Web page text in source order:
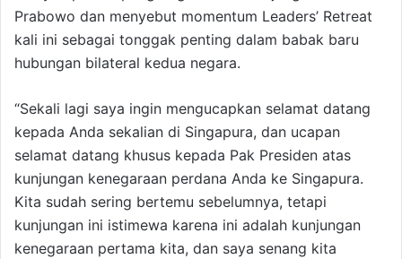
Prabowo dan menyebut momentum Leaders’ Retreat
kali ini sebagai tonggak penting dalam babak baru
hubungan bilateral kedua negara.
“Sekali lagi saya ingin mengucapkan selamat datang
kepada Anda sekalian di Singapura, dan ucapan
selamat datang khusus kepada Pak Presiden atas
kunjungan kenegaraan perdana Anda ke Singapura.
Kita sudah sering bertemu sebelumnya, tetapi
kunjungan ini istimewa karena ini adalah kunjungan
kenegaraan pertama kita, dan saya senang kita